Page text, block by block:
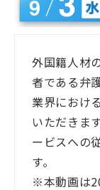
外国籍人材
者である弁
業界におけ
いただきま
ービスへの
す。
※本動画は